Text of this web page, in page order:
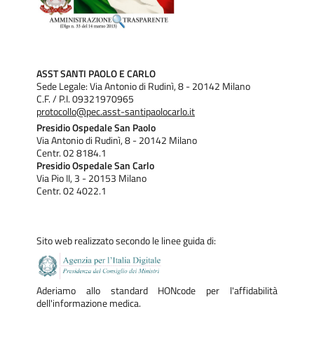
ASST SANTI PAOLO E CARLO
Sede Legale: Via Antonio di Rudinì, 8 - 20142 Milano
C.F. / P.I. 09321970965
protocollo@pec.asst-santipaolocarlo.it
Presidio Ospedale San Paolo
Via Antonio di Rudinì, 8 - 20142 Milano
Centr. 02 8184.1
Presidio Ospedale San Carlo
Via Pio II, 3 - 20153 Milano
Centr. 02 4022.1
Sito web realizzato secondo le linee guida di:
Aderiamo allo standard HONcode per l'affidabilità
dell'informazione medica.